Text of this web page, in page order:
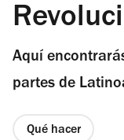
Aquí
partes de
Qué hacer